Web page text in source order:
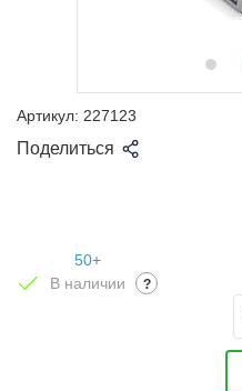
Артикул: 227123
Поделиться
50+
В наличии
?